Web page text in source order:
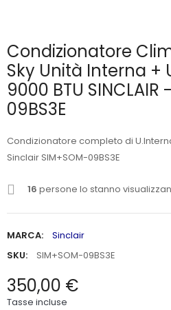
Condizionatore
Sky Unità Interna +
9000 BTU SINCLAIR
09BS3E
Condizionatore completo di
Sinclair SIM+SOM-09BS3E
16 persone lo stanno
MARCA:
Sinclair
SKU:
SIM+SOM-09BS3E
350,00 €
Tasse incluse